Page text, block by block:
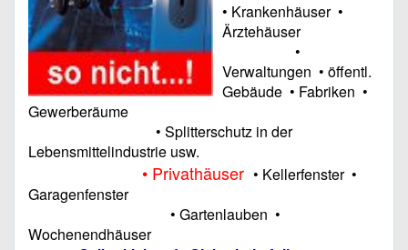
• Krankenhäuser •
Ärztehäuser
•
Verwaltungen • öffentl.
Gebäude • Fabriken •
Gewerberäume
• Splitterschutz in der
Lebensmittelindustrie usw.
• Privathäuser • Kellerfenster •
Garagenfenster
• Gartenlauben •
Wochenendhäuser